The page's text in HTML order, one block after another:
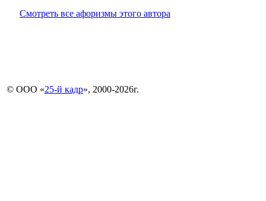
Смотреть все афоризмы этого автора
© ООО «25-й кадр», 2000-2026г.